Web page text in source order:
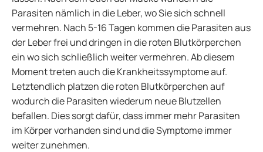
Parasiten nämlich in die Leber, wo Sie sich schnell
vermehren. Nach 5-16 Tagen kommen die Parasiten aus
der Leber frei und dringen in die roten Blutkörperchen
ein wo sich schließlich weiter vermehren. Ab diesem
Moment treten auch die Krankheitssymptome auf.
Letztendlich platzen die roten Blutkörperchen auf
wodurch die Parasiten wiederum neue Blutzellen
befallen. Dies sorgt dafür, dass immer mehr Parasiten
im Körper vorhanden sind und die Symptome immer
weiter zunehmen.